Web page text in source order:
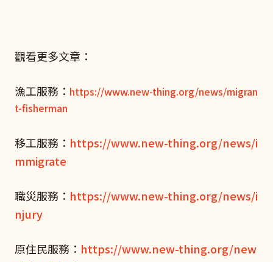
觀看更多文章：
漁工服務： https://www.new-thing.org/news/migran
t-fisherman
移工服務： https://www.new-thing.org/news/i
mmigrate
職災服務： https://www.new-thing.org/news/i
njury
原住民服務： https://www.new-thing.org/new